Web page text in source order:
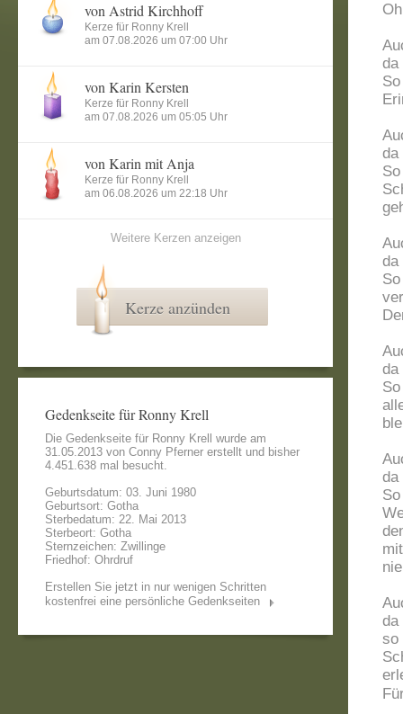
da
da
da
da
da
da
so
von Astrid Kirchhoff
Kerze für Ronny Krell
am 07.08.2026 um 07:00 Uhr
von Karin Kersten
Kerze für Ronny Krell
am 07.08.2026 um 05:05 Uhr
von Karin mit Anja
Kerze für Ronny Krell
am 06.08.2026 um 22:18 Uhr
Weitere Kerzen anzeigen
Kerze anzünden
Gedenkseite für Ronny Krell
Die Gedenkseite für Ronny Krell wurde am
31.05.2013 von Conny Pferner erstellt und bisher
4.451.638 mal besucht.
Geburtsdatum: 03. Juni 1980
Geburtsort: Gotha
Sterbedatum: 22. Mai 2013
Sterbeort: Gotha
Sternzeichen: Zwillinge
Friedhof: Ohrdruf
Erstellen Sie jetzt in nur wenigen Schritten
kostenfrei eine persönliche Gedenkseiten